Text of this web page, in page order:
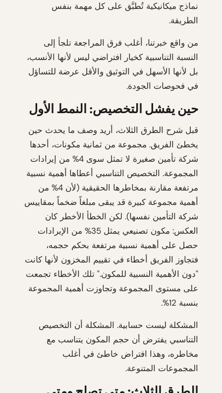
نماذج ميكانيكية تُطبَّق على كل مهمة بنفس
الطريقة.
من واقع خبرتنا، أغلب فرق المراجعة تلجأ إلى
النسبة التناسبية كخيار افتراضي ليس لأنها الأنسب،
بل لأنها الأسهل في التوثيق والأقل عرضة للتساؤل
في فحوصات الجودة.
حين يفشل التخصيص: النمط الأول
قبل شرح الطرق الثلاث، أريد وصف ما يحدث حين
يخطئ الفريق. مجموعة من ثمانية مكونات، أحدها
شركة تأمين صغيرة لا تمثل سوى 4% من إيرادات
المجموعة. التخصيص التناسبي أعطاها أهمية نسبية
مرتفعة مقارنة بمخاطرها الحقيقية (لأن 4% من
أهمية مجموعة كبيرة قد يبقى مبلغاً ضخماً بمقاييس
شركة التأمين نفسها). لكن الخطأ الأخطر كان
العكس: مكون تصنيعي يمثل 35% من الإيرادات
حصل على أهمية نسبية مرتفعة بحكم حجمه،
فتجاوز الفريق أخطاء في تقييم المخزون لأنها كانت
"دون الأهمية النسبية للمكون." تلك الأخطاء تجمعت
على مستوى المجموعة وتجاوزت أهمية المجموعة
بنسبة 12%.
المشكلة ليست حسابية. المشكلة أن التخصيص
التناسبي يفترض أن حجم المكون يتناسب مع
مخاطره، وهذا افتراض خاطئ في أغلب
المجموعات المتنوعة.